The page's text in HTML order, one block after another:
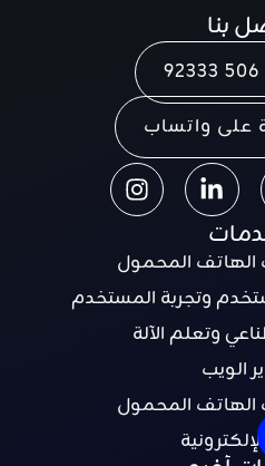
بنا
على واتساب
الهاتف المحمول
وتجربة المستخدم
وتعلم الآلة
الويب
الهاتف المحمول